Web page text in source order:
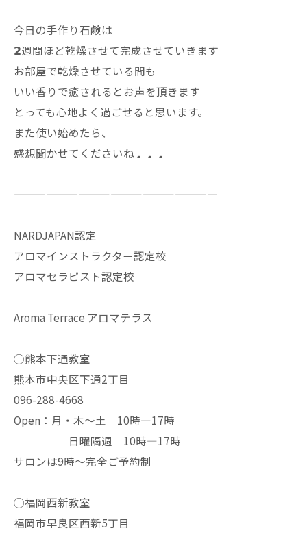
今日の手作り石鹸は
𝟮週間ほど乾燥させて完成させていきます
お部屋で乾燥させている間も
いい香りで癒されるとお声を頂きます
とっても心地よく過ごせると思います。
また使い始めたら、
感想聞かせてくださいね♩♩♩
———————————————————
NARDJAPAN認定
アロマインストラクター認定校
アロマセラピスト認定校
Aroma Terrace アロマテラス
◯熊本下通教室
熊本市中央区下通2丁目
096-288-4668
Open：月・木〜土 10時—17時
日曜隔週 10時—17時
サロンは9時〜完全ご予約制
◯福岡西新教室
福岡市早良区西新5丁目